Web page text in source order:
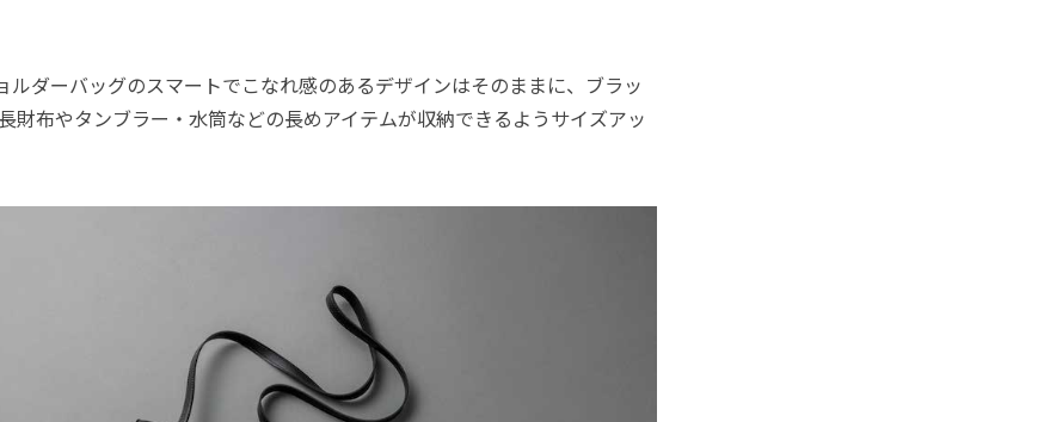
ルダーバッグのスマートでこなれ感のあるデザインはそのままに、ブラッ
財布やタンブラー・水筒などの長めアイテムが収納できるようサイズアッ